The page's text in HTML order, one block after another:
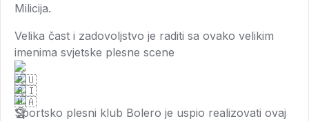
Milicija.
Velika čast i zadovoljstvo je raditi sa ovako velikim
imenima svjetske plesne scene
Sportsko plesni klub Bolero je uspio realizovati ovaj